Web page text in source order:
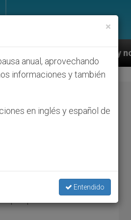
(y no sólo) en Tierra Santa
de las
preparar reformas
×
anual, aprovechando
informaciones y también
en inglés y español de
Entendido